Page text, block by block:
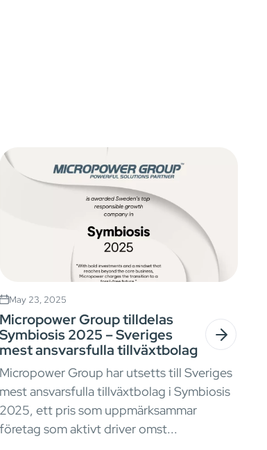
May 23, 2025
Micropower Group tilldelas
Symbiosis 2025 – Sveriges
mest ansvarsfulla tillväxtbolag
Micropower Group har utsetts till Sveriges
mest ansvarsfulla tillväxtbolag i Symbiosis
2025, ett pris som uppmärksammar
företag som aktivt driver omst...